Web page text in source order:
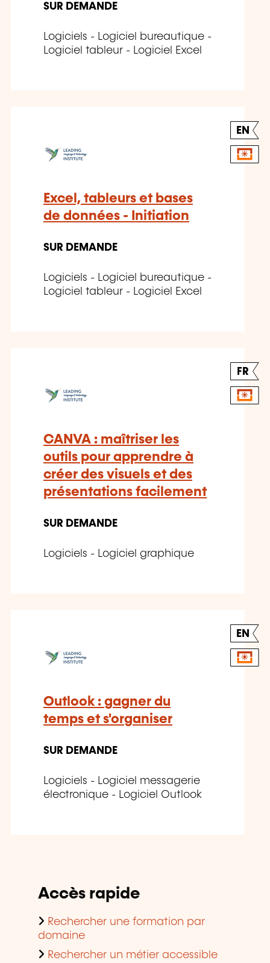
SUR DEMANDE
Logiciels - Logiciel bureautique -
Logiciel tableur - Logiciel Excel
EN
Excel, tableurs et bases
de données - Initiation
SUR DEMANDE
Logiciels - Logiciel bureautique -
Logiciel tableur - Logiciel Excel
FR
CANVA : maîtriser les
outils pour apprendre à
créer des visuels et des
présentations facilement
SUR DEMANDE
Logiciels - Logiciel graphique
EN
Outlook : gagner du
temps et s'organiser
SUR DEMANDE
Logiciels - Logiciel messagerie
électronique - Logiciel Outlook
Accès rapide
Rechercher une formation par
domaine
Rechercher un métier accessible